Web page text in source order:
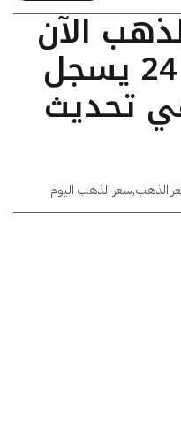
الآن
في مصر: عيار 24 يسجل
في تحديث
الذهب,سعر الذهب اليوم